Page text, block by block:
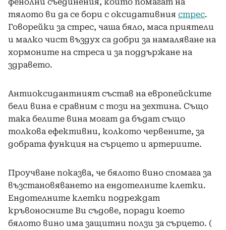
тялото ви да се бори с оксидативния стрес.
Говорейки за стрес, чаша бяло, маса приятели
и малко чист въздух са добри за намаляване на
хормоните на стреса и за поддържане на
здравето.
Антиоксидантният състав на европейските
бели вина е сравним с този на зехтина. Също
така белите вина могат да бъдат също
толкова ефективни, колкото червените, за
добрата функция на сърцето и артериите.
Проучване показва, че бялото вино спомага за
възстановяването на ендотелните клетки.
Ендотелните клетки подреждат
кръвоносните Ви съдове, поради което
бялото вино има защитни ползи за сърцето. (